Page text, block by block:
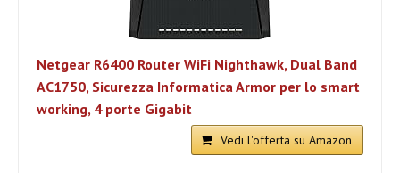
Netgear R6400 Router WiFi Nighthawk, Dual Band
AC1750, Sicurezza Informatica Armor per lo smart
working, 4 porte Gigabit
Vedi l'offerta su Amazon